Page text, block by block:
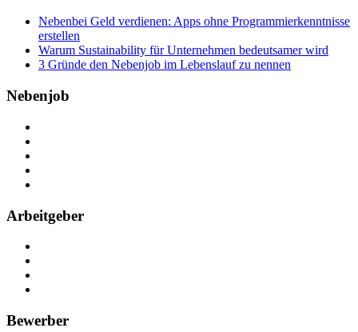
Nebenbei Geld verdienen: Apps ohne Programmierkenntnisse
erstellen
Warum Sustainability für Unternehmen bedeutsamer wird
3 Gründe den Nebenjob im Lebenslauf zu nennen
Nebenjob
Arbeitgeber
Bewerber